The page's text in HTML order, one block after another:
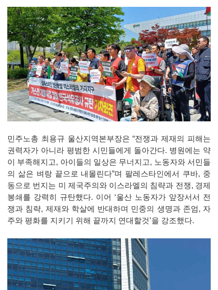
민주노총 최용규 울산지역본부장은 “전쟁과 제재의 피해는
권력자가 아니라 평범한 시민들에게 돌아간다. 병원에는 약
이 부족해지고, 아이들의 일상은 무너지고, 노동자와 서민들
의 삶은 벼랑 끝으로 내몰린다”며 팔레스타인에서 쿠바, 중
동으로 번지는 미 제국주의와 이스라엘의 침략과 전쟁, 경제
봉쇄를 강력히 규탄했다. 이어 ‘울산 노동자가 앞장서서 전
쟁과 침략, 제재와 학살에 반대하며 민중의 생명과 존엄, 자
주와 평화를 지키기 위해 끝까지 연대할것’을 강조했다.